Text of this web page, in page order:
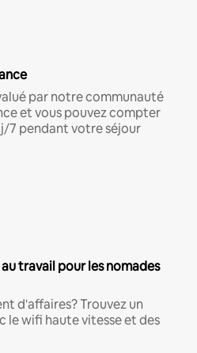
par notre communauté
et vous pouvez compter
7 pendant votre séjour
travail pour les nomades
d'affaires? Trouvez un
le wifi haute vitesse et des